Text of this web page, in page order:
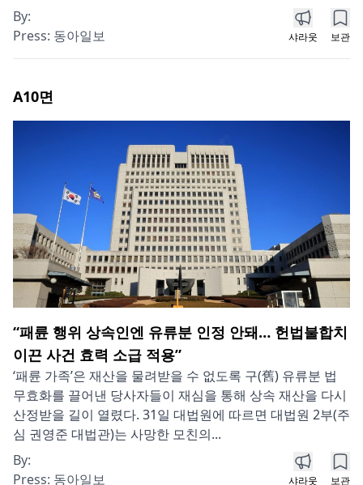
By:
Press: 동아일보 샤라웃 보관
A10면
“패륜 행위 상속인엔 유류분 인정 안돼… 헌법불합치
이끈 사건 효력 소급 적용”
‘패륜 가족’은 재산을 물려받을 수 없도록 구(舊) 유류분 법
무효화를 끌어낸 당사자들이 재심을 통해 상속 재산을 다시
산정받을 길이 열렸다. 31일 대법원에 따르면 대법원 2부(주
심 권영준 대법관)는 사망한 모친의...
By:
Press: 동아일보 샤라웃 보관